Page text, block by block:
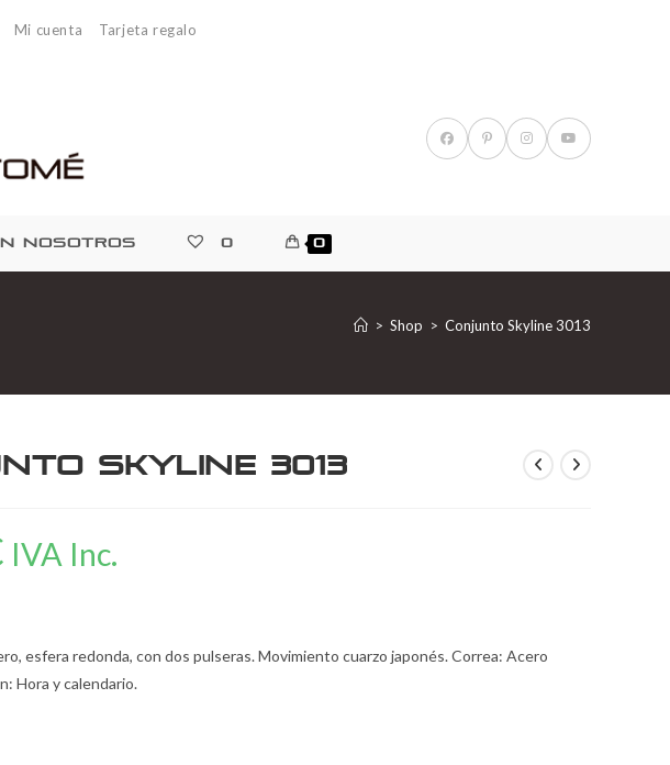
Mi cuenta Tarjeta regalo
NOSOTROS 0 0
> Shop > Conjunto Skyline 3013
Skyline 3013
IVA Inc.
esfera redonda, con dos pulseras. Movimiento cuarzo japonés. Correa: Acero
Hora y calendario.